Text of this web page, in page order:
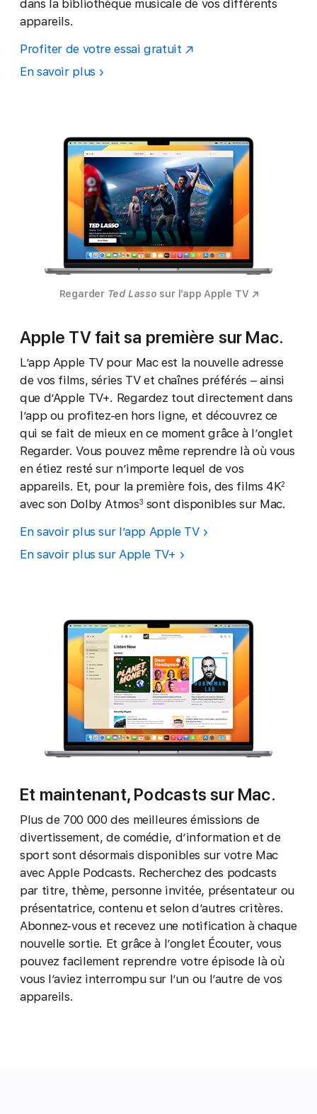
dans la bibliothèque musicale de vos différents
appareils.
Profiter de votre essai gratuit
En savoir plus
Regarder Ted Lasso sur l’app Apple TV
Apple TV fait sa première sur Mac.
L’app Apple TV pour Mac est la nouvelle adresse
de vos films, séries TV et chaînes préférés – ainsi
que d’Apple TV+. Regardez tout directement dans
l’app ou profitez-en hors ligne, et découvrez ce
qui se fait de mieux en ce moment grâce à l’onglet
Regarder. Vous pouvez même reprendre là où vous
en étiez resté sur n’importe lequel de vos
appareils. Et, pour la première fois, des films 4K2
avec son Dolby Atmos3 sont disponibles sur Mac.
En savoir plus sur l’app Apple TV
En savoir plus sur Apple TV+
Et maintenant, Podcasts sur Mac.
Plus de 700 000 des meilleures émissions de
divertissement, de comédie, d’information et de
sport sont désormais disponibles sur votre Mac
avec Apple Podcasts. Recherchez des podcasts
par titre, thème, personne invitée, présentateur ou
présentatrice, contenu et selon d’autres critères.
Abonnez‑vous et recevez une notification à chaque
nouvelle sortie. Et grâce à l’onglet Écouter, vous
pouvez facilement reprendre votre épisode là où
vous l’aviez interrompu sur l’un ou l’autre de vos
appareils.